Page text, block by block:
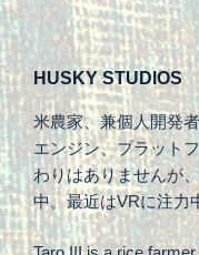
HUSKY STUDIOS
米農家、兼個人開発
エンジン、プラット
わりはありませんが
中。最近はVRに注力